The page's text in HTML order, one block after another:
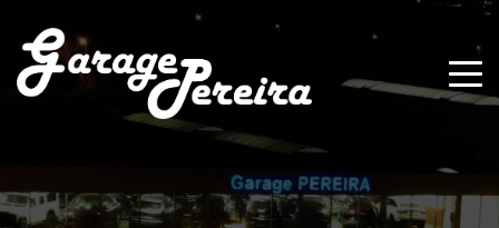
Paramètres avancés des cookies